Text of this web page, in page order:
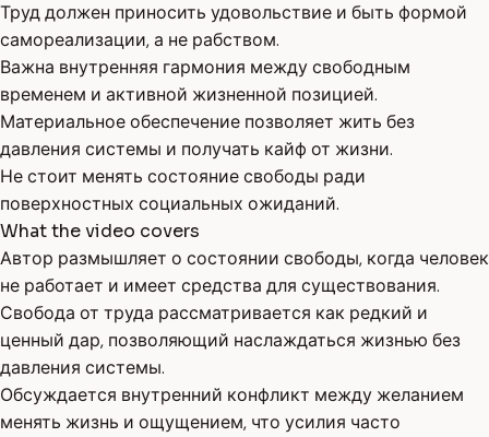
Труд должен приносить удовольствие и быть формой
самореализации, а не рабством.
Важна внутренняя гармония между свободным
временем и активной жизненной позицией.
Материальное обеспечение позволяет жить без
давления системы и получать кайф от жизни.
Не стоит менять состояние свободы ради
поверхностных социальных ожиданий.
What the video covers
Автор размышляет о состоянии свободы, когда человек
не работает и имеет средства для существования.
Свобода от труда рассматривается как редкий и
ценный дар, позволяющий наслаждаться жизнью без
давления системы.
Обсуждается внутренний конфликт между желанием
менять жизнь и ощущением, что усилия часто